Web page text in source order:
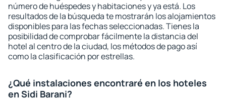
número de huéspedes y habitaciones y ya está. Los
resultados de la búsqueda te mostrarán los alojamientos
disponibles para las fechas seleccionadas. Tienes la
posibilidad de comprobar fácilmente la distancia del
hotel al centro de la ciudad, los métodos de pago así
como la clasificación por estrellas.
¿Qué instalaciones encontraré en los hoteles
en Sidi Barani?